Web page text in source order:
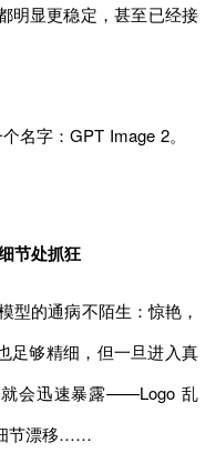
明显更稳定，甚至已经接
名字：GPT Image 2。
节处抓狂
型的通病不陌生：惊艳，
足够精细，但一旦进入真
会迅速暴露——Logo 乱
节漂移……